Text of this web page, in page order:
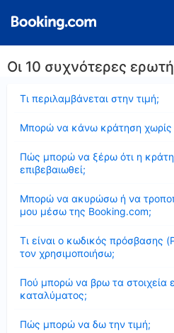
Οι 10 συχνότερες
Τι περιλαμβάνεται στην τιμή;
Μπορώ να κάνω κράτηση χωρίς
Πώς μπορώ να ξέρω ότι η
επιβεβαιωθεί;
Μπορώ να ακυρώσω ή να
μου μέσω της Booking.com;
Τι είναι ο κωδικός πρόσβασης
τον χρησιμοποιήσω;
Πού μπορώ να βρω τα στοιχεία
καταλύματος;
Πώς μπορώ να δω την τιμή;